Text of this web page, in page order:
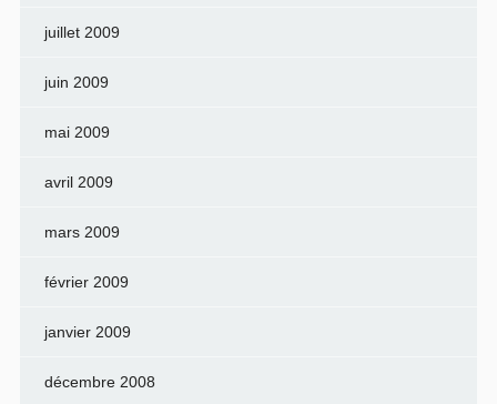
juillet 2009
juin 2009
mai 2009
avril 2009
mars 2009
février 2009
janvier 2009
décembre 2008